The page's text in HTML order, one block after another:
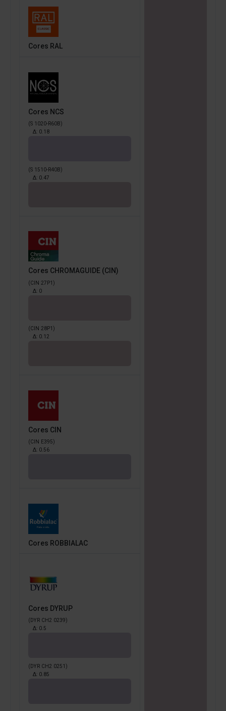
Cores RAL
Cores NCS
(S 1020-R60B)
Δ: 0.18
(S 1510-R40B)
Δ: 0.47
Cores CHROMAGUIDE (CIN)
(CIN 27P1)
Δ: 0
(CIN 28P1)
Δ: 0.12
Cores CIN
(CIN E395)
Δ: 0.56
Cores ROBBIALAC
Cores DYRUP
(DYR CH2 0239)
Δ: 0.5
(DYR CH2 0251)
Δ: 0.85